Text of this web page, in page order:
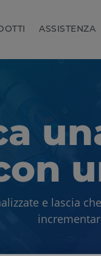
ASSISTENZA
e lascia